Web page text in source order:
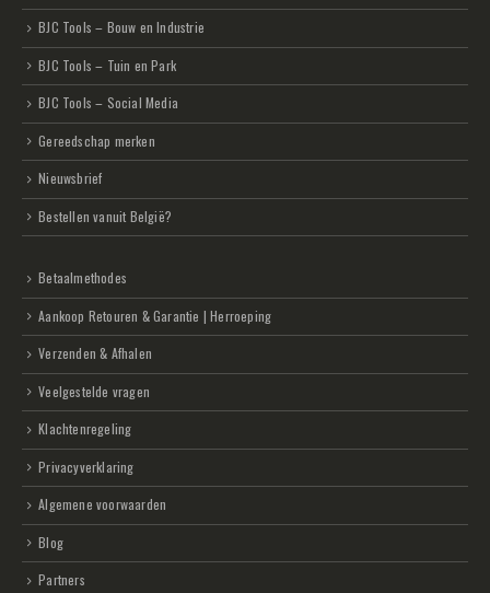
BJC Tools – Bouw en Industrie
BJC Tools – Tuin en Park
BJC Tools – Social Media
Gereedschap merken
Nieuwsbrief
Bestellen vanuit België?
Betaalmethodes
Aankoop Retouren & Garantie | Herroeping
Verzenden & Afhalen
Veelgestelde vragen
Klachtenregeling
Privacyverklaring
Algemene voorwaarden
Blog
Partners